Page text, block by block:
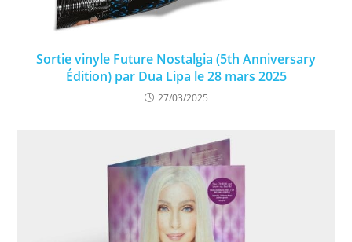
Sortie vinyle Future Nostalgia (5th Anniversary
Édition) par Dua Lipa le 28 mars 2025
27/03/2025